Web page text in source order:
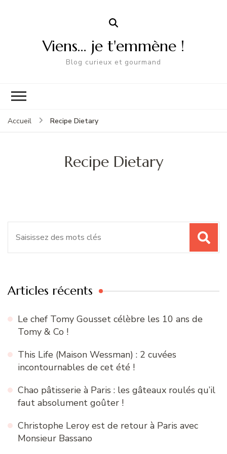
Viens… je t'emmène !
Blog curieux et gourmand
Accueil Recipe Dietary
Recipe Dietary
Articles récents
Le chef Tomy Gousset célèbre les 10 ans de
Tomy & Co !
This Life (Maison Wessman) : 2 cuvées
incontournables de cet été !
Chao pâtisserie à Paris : les gâteaux roulés qu’il
faut absolument goûter !
Christophe Leroy est de retour à Paris avec
Monsieur Bassano